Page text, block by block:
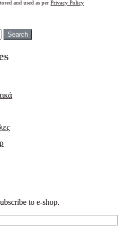
and used as per Privacy Policy
to e-shop.